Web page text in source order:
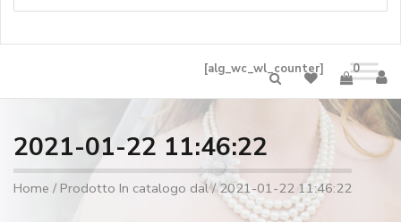
[alg_wc_wl_counter] 0
2021-01-22 11:46:22
Home / Prodotto In catalogo dal / 2021-01-22 11:46:22